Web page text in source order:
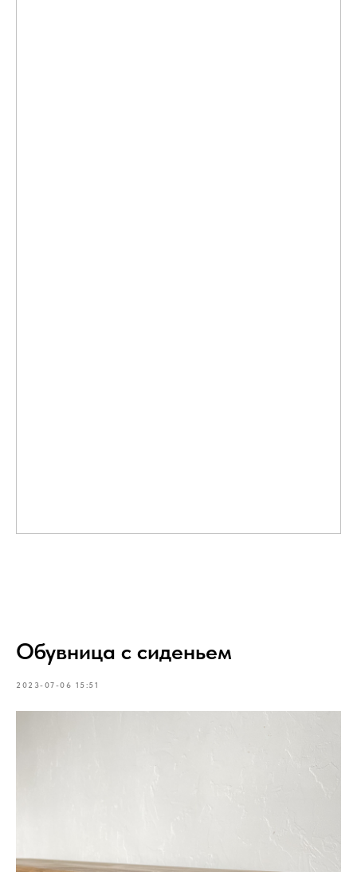
Обувница с сиденьем
2023-07-06 15:51